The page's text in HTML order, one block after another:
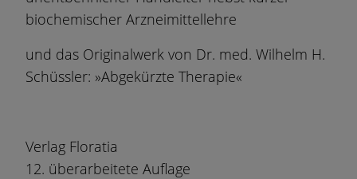
biochemischer Arzneimittellehre
und das Originalwerk von Dr. med. Wilhelm H.
Schüssler: »Abgekürzte Therapie«
Verlag Floratia
12. überarbeitete Auflage